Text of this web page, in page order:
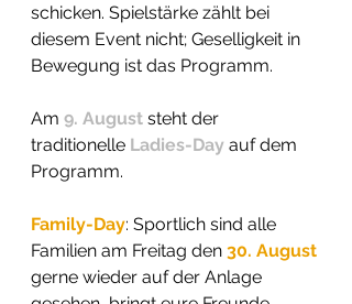
schicken. Spielstärke zählt bei
diesem Event nicht; Geselligkeit in
Bewegung ist das Programm.
Am 9. August steht der
traditionelle Ladies-Day auf dem
Programm.
Family-Day: Sportlich sind alle
Familien am Freitag den 30. August
gerne wieder auf der Anlage